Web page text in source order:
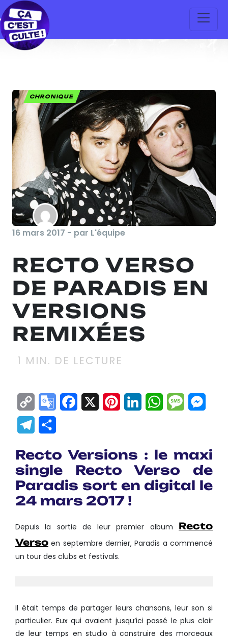
CHRONIQUE
16 mars 2017 - par L'équipe
RECTO VERSO
DE PARADIS EN
VERSIONS
REMIXÉES
1 MIN. DE LECTURE
Copy
Link
GoogleFacebook
X Pinterest
LinkedInWhatsApp
Telegram
Recto Versions : le maxi
single Recto Verso de
Paradis sort en digital le
24 mars 2017 !
Depuis la sortie de leur premier album Recto
Verso en septembre dernier, Paradis a commencé
un tour des clubs et festivals.
Il était temps de partager leurs chansons, leur son si
particulier. Eux qui avaient jusqu’ici passé le plus clair
de leur temps en studio à construire des morceaux